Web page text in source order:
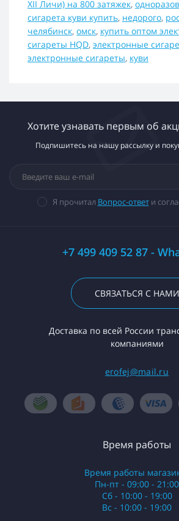
XII Личи) на 800 затяжек,
сигарета куви купить, недорого,
челябинск, омск, купить оптом
сигареты HQD, электронные
электронные сигареты, куви
Хотите узнавать первым об
Подпишитесь на нашу рассылку и
Я прочитал Вопрос-ответи
+7 499 409 52 87 -
СВЯЗАТЬСЯ С НАМИ
Доставка по всей России
компаниями
erofej@mail.ru
Время работы
Время работы
Пн-пт - 09:00 - 21:00
Сб - 10:00 - 19:00
Вс - 10:00 - 19:00